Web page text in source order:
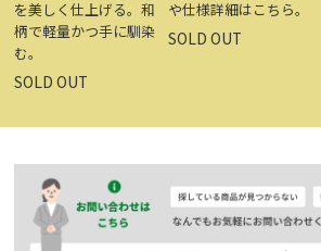
を美しく仕上げる。和
柄で軽量かつ手に馴染
む。
SOLD OUT
や仕様詳細はこちら。
SOLD OUT